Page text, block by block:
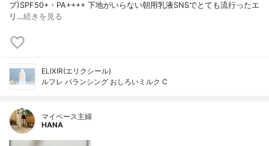
プ)SPF50+・PA++++ 下地がいらない朝用乳液SNSでとても流行ったエ
リ…続きを見る
ELIXIR(エリクシール)
ルフレ バランシング おしろいミルク C
マイペース主婦
HANA